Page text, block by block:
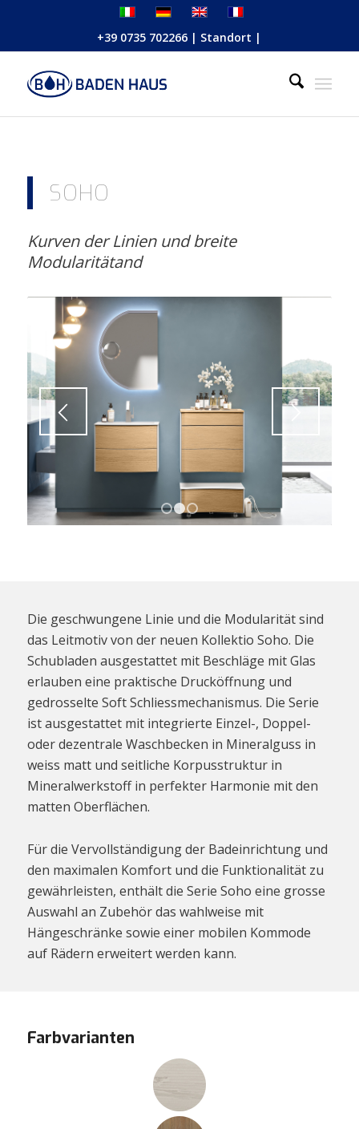
+39 0735 702266 | Standort |
SOHO
Kurven der Linien und breite
Modularitätand
1 2 3
Die geschwungene Linie und die Modularität sind
das Leitmotiv von der neuen Kollektio Soho. Die
Schubladen ausgestattet mit Beschläge mit Glas
erlauben eine praktische Drucköffnung und
gedrosselte Soft Schliessmechanismus. Die Serie
ist ausgestattet mit integrierte Einzel-, Doppel-
oder dezentrale Waschbecken in Mineralguss in
weiss matt und seitliche Korpusstruktur in
Mineralwerkstoff in perfekter Harmonie mit den
matten Oberflächen.
Für die Vervollständigung der Badeinrichtung und
den maximalen Komfort und die Funktionalität zu
gewährleisten, enthält die Serie Soho eine grosse
Auswahl an Zubehör das wahlweise mit
Hängeschränke sowie einer mobilen Kommode
auf Rädern erweitert werden kann.
Farbvarianten